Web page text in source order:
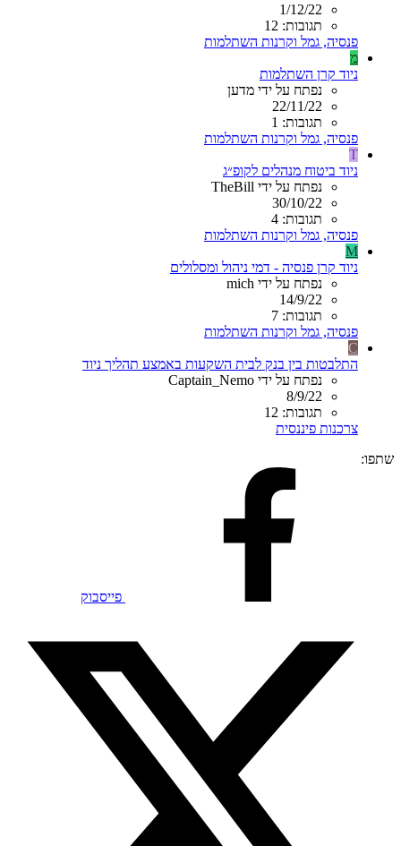
1/12/22
תגובות: 12
פנסיה, גמל וקרנות השתלמות
מ
ניוד קרן השתלמות
נפתח על ידי מדען
22/11/22
תגובות: 1
פנסיה, גמל וקרנות השתלמות
T
ניוד ביטוח מנהלים לקופ״ג
נפתח על ידי TheBill
30/10/22
תגובות: 4
פנסיה, גמל וקרנות השתלמות
M
ניוד קרן פנסיה - דמי ניהול ומסלולים
נפתח על ידי mich
14/9/22
תגובות: 7
פנסיה, גמל וקרנות השתלמות
C
התלבטות בין בנק לבית השקעות באמצע תהליך ניוד
נפתח על ידי Captain_Nemo
8/9/22
תגובות: 12
צרכנות פיננסית
שתפו:
פייסבוק